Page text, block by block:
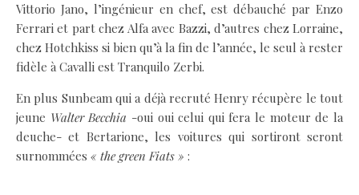
Vittorio Jano, l’ingénieur en chef, est débauché par Enzo
Ferrari et part chez Alfa avec Bazzi, d’autres chez Lorraine,
chez Hotchkiss si bien qu’à la fin de l’année, le seul à rester
fidèle à Cavalli est Tranquilo Zerbi.
En plus Sunbeam qui a déjà recruté Henry récupère le tout
jeune Walter Becchia -oui oui celui qui fera le moteur de la
deuche- et Bertarione, les voitures qui sortiront seront
surnommées « the green Fiats » :